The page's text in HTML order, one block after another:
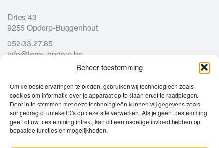
Beheer toestemming
Om de beste ervaringen te bieden, gebruiken wij technologieën zoals
cookies om informatie over je apparaat op te slaan en/of te raadplegen.
Door in te stemmen met deze technologieën kunnen wij gegevens zoals
surfgedrag of unieke ID's op deze site verwerken. Als je geen toestemming
geeft of uw toestemming intrekt, kan dit een nadelige invloed hebben op
bepaalde functies en mogelijkheden.
Dries 43
9255 Opdorp-Buggenhout
052/33.27.85
info@leroy-opdorp.be
Openingsuren
Ma
gesloten
Di
9u – 12u
13u – 18u00
Wo
9u – 12u
13u – 18u00
Do
9u – 12u 13u – 18u00